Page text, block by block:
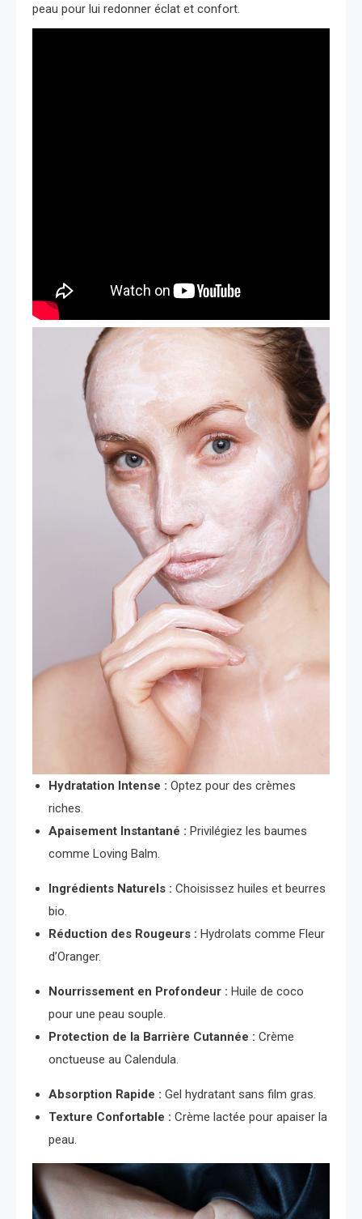
peau pour lui redonner éclat et confort.
Hydratation Intense : Optez pour des crèmes
riches.
Apaisement Instantané : Privilégiez les baumes
comme Loving Balm.
Ingrédients Naturels : Choisissez huiles et beurres
bio.
Réduction des Rougeurs : Hydrolats comme Fleur
d’Oranger.
Nourrissement en Profondeur : Huile de coco
pour une peau souple.
Protection de la Barrière Cutannée : Crème
onctueuse au Calendula.
Absorption Rapide : Gel hydratant sans film gras.
Texture Confortable : Crème lactée pour apaiser la
peau.